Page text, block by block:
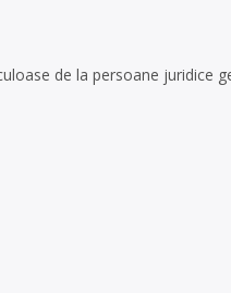
de la persoane juridice